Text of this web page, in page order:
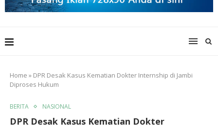
Home » DPR Desak Kasus Kematian Dokter Internship di Jambi
Diproses Hukum
BERITA NASIONAL
DPR Desak Kasus Kematian Dokter